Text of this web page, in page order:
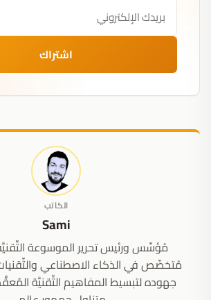
اشتراك
الكاتب
Sami
مُتخصِّص في الذكاء الاصطناعي
جهوده لتبسيط المفاهيم التِّقنيَّة